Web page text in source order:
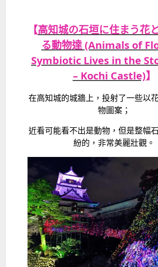
【高知城の石垣に住まう花
る動物達 (Animals of
Symbiotic Lives in the
– Kochi Castle)】
在高知城的城牆上，投射了一些以
物圖案；
近看可能看不出是動物，但是整幅
紛的，非常美麗壯觀。